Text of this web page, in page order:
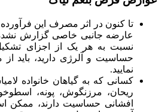
تا کنون در اثر مصرف این
عارضه جانبی خاصی گزارش
نسبت به هر یک از اجزای
حساسیت و آلرژی دارید، باید
نمایید.
کسانی که به گیاهان خانواده
ریحان، مرزنگوش، پونه،
افشانی حساسیت دارند، ممکن